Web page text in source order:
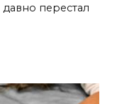
перестал